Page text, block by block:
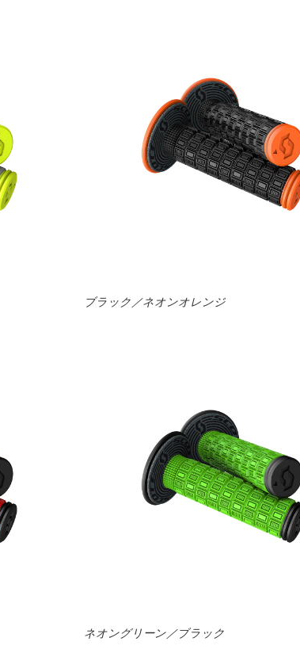
ブラック／ネオンオレンジ
ネオングリーン／ブラック